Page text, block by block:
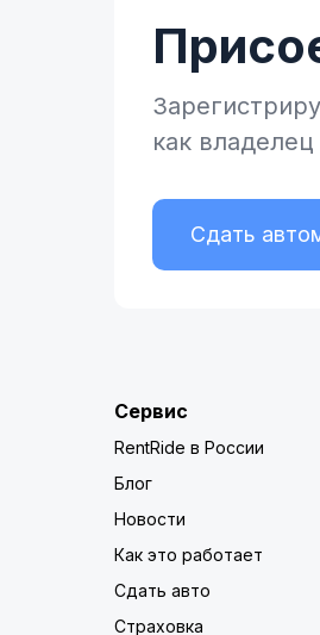
как владелец
Сдать
Сервис
RentRide в России
Блог
Новости
Как это работает
Сдать авто
Страховка